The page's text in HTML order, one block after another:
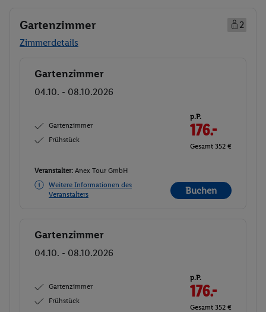
Gartenzimmer
2
Zimmerdetails
Buchen
Gartenzimmer
04.10. - 08.10.2026
Gartenzimmer
Frühstück
p.P.
176.-
Gesamt 352 €
Veranstalter: Anex Tour GmbH
Weitere Informationen des
Veranstalters
Buchen
Buchen
Gartenzimmer
04.10. - 08.10.2026
Gartenzimmer
Frühstück
p.P.
176.-
Gesamt 352 €